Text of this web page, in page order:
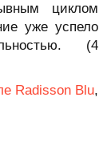
циклом
уже успело
(4
Radisson Blu,